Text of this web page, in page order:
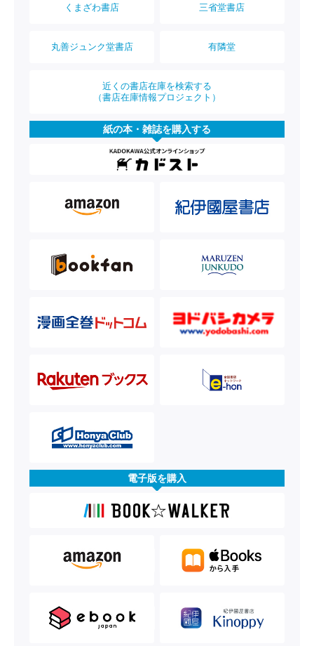
くまざわ書店 三省堂書店
丸善ジュンク堂書店 有隣堂
近くの書店在庫を検索する
（書店在庫情報プロジェクト）
紙の本・雑誌を購入する
電子版を購入